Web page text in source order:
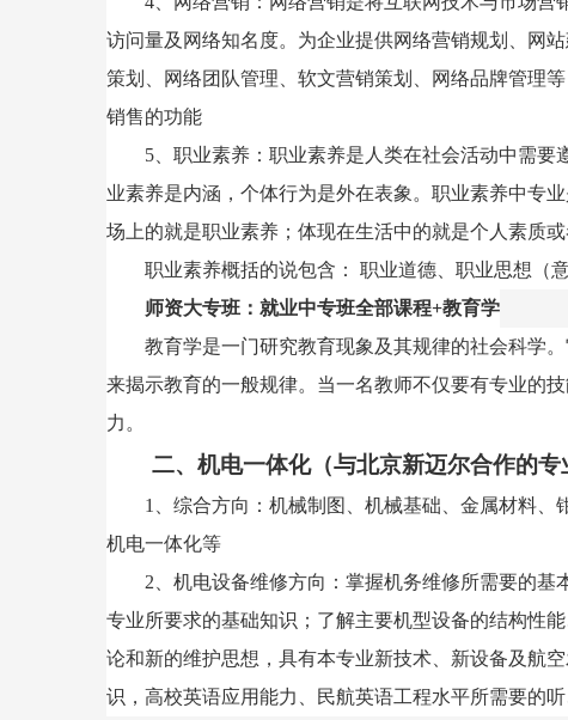
访问量及网络知名度。为企业提供网络营销规划、网
策划、网络团队管理、软文营销策划、网络品牌管理
销售的功能
5、职业素养：职业素养是人类在社会活动中需
业素养是内涵，个体行为是外在表象。职业素养中专
场上的就是职业素养；体现在生活中的就是个人素质或
职业素养概括的说包含： 职业道德、职业思想（
师资大专班：就业中专班全部课程+教育学
教育学是一门研究教育现象及其规律的社会科学
来揭示教育的一般规律。当一名教师不仅要有专业的
力。
二、机电一体化（与北京新迈尔合作的专
1、综合方向：机械制图、机械基础、金属材料、
机电一体化等
2、机电设备维修方向：掌握机务维修所需要的
专业所要求的基础知识；了解主要机型设备的结构性
论和新的维护思想，具有本专业新技术、新设备及航
识，高校英语应用能力、民航英语工程水平所需要的